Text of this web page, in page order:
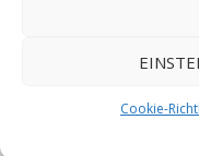
Cookie-